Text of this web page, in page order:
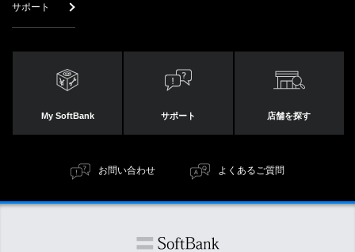
サポート
My SoftBank サポート 店舗を探す
お問い合わせ よくあるご質問